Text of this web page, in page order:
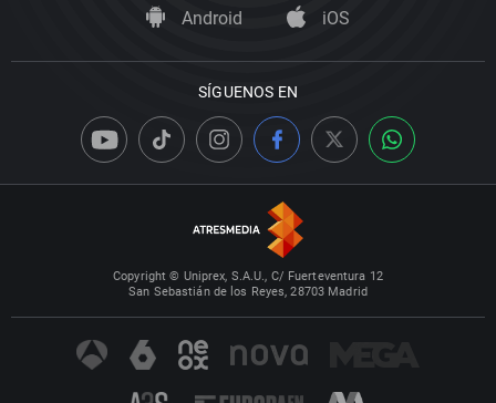
Android iOS
SÍGUENOS EN
Copyright © Uniprex, S.A.U., C/ Fuerteventura 12
San Sebastián de los Reyes, 28703 Madrid